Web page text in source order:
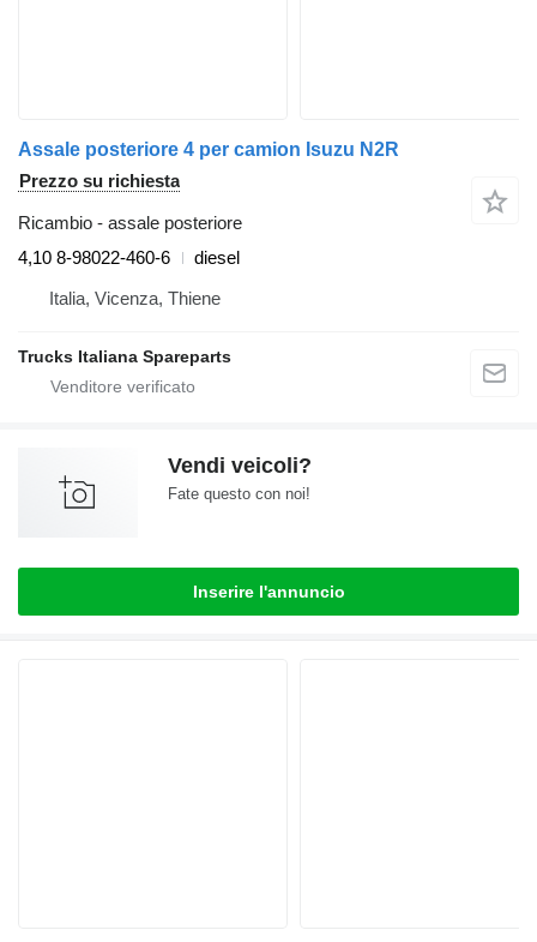
Assale posteriore 4 per camion Isuzu N2R
Prezzo su richiesta
Ricambio - assale posteriore
4,10 8-98022-460-6
diesel
Italia, Vicenza, Thiene
Trucks Italiana Spareparts
Vendi veicoli?
Fate questo con noi!
Inserire l'annuncio